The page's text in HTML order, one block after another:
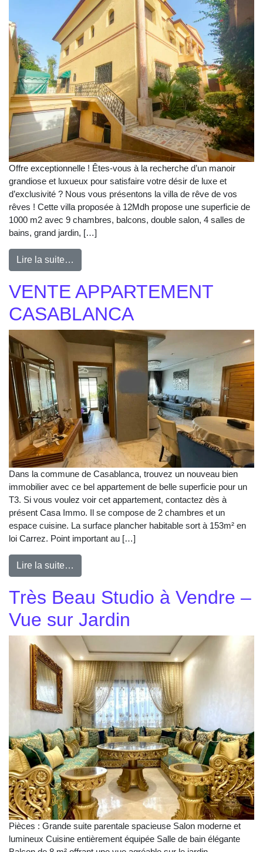
Offre exceptionnelle ! Êtes-vous à la recherche d’un manoir
grandiose et luxueux pour satisfaire votre désir de luxe et
d’exclusivité ? Nous vous présentons la villa de rêve de vos
rêves ! Cette villa proposée à 12Mdh propose une superficie de
1000 m2 avec 9 chambres, balcons, double salon, 4 salles de
bains, grand jardin, […]
Lire la suite…
VENTE APPARTEMENT
CASABLANCA
Dans la commune de Casablanca, trouvez un nouveau bien
immobilier avec ce bel appartement de belle superficie pour un
T3. Si vous voulez voir cet appartement, contactez dès à
présent Casa Immo. Il se compose de 2 chambres et un
espace cuisine. La surface plancher habitable sort à 153m² en
loi Carrez. Point important au […]
Lire la suite…
Très Beau Studio à Vendre –
Vue sur Jardin
Pièces : Grande suite parentale spacieuse Salon moderne et
lumineux Cuisine entièrement équipée Salle de bain élégante